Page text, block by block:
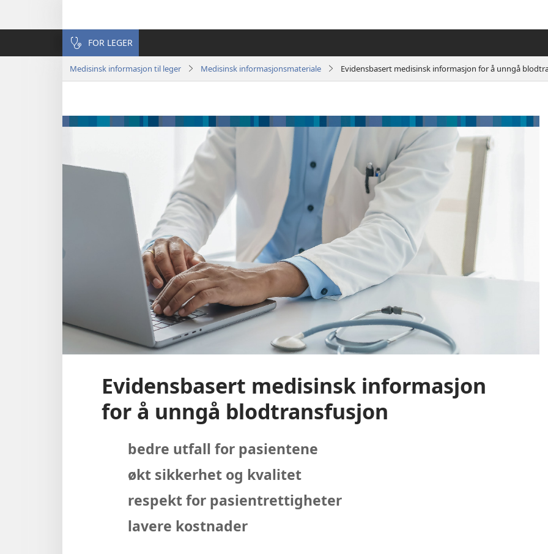
FOR LEGER
Medisinsk informasjon til leger Medisinsk informasjonsmateriale Evidensbasert medisinsk informasjon for å unngå
Evidensbasert medisinsk informasjon
for å unngå blodtransfusjon
bedre utfall for pasientene
økt sikkerhet og kvalitet
respekt for pasientrettigheter
lavere kostnader